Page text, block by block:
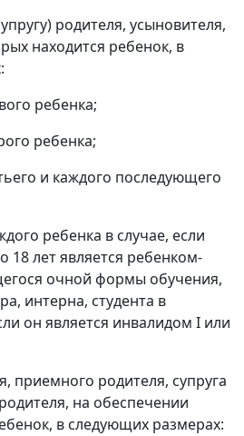
родителя, усыновителя,
находится ребенок, в
ребенка;
ребенка;
и каждого последующего
ребенка в случае, если
18 лет является ребенком-
очной формы обучения,
интерна, студента в
он является инвалидом I или
приемного родителя, супруга
на обеспечении
в следующих размерах: